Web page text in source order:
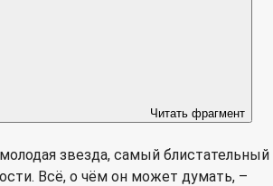
Читать фрагмент
звезда, самый блистательный
Всё, о чём он может думать, –